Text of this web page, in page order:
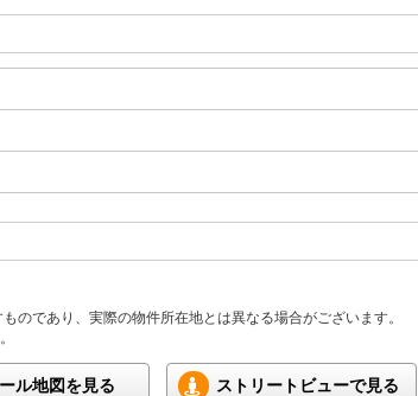
であり、実際の物件所在地とは異なる場合がございます。
ル地図を見る ストリートビューで見る